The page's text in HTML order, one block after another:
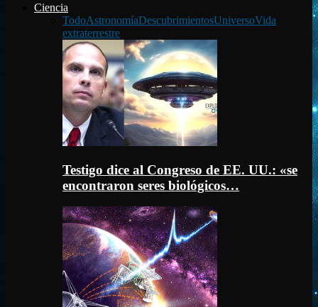
Ciencia
TodoAstronomíaDescubrimientosUniversoVida
extraterrestre
Testigo dice al Congreso de EE. UU.: «se
encontraron seres biológicos…